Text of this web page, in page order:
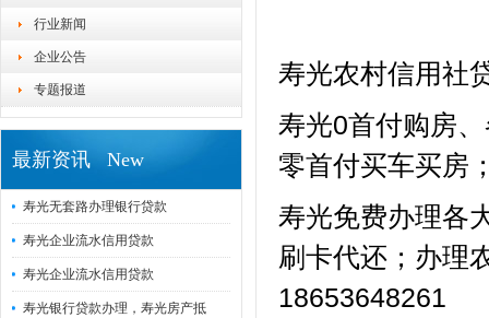
行业新闻
企业公告
专题报道
最新资讯 New
寿光无套路办理银行贷款
寿光企业流水信用贷款
寿光企业流水信用贷款
寿光银行贷款办理，寿光房产抵
寿光农村信用社
寿光0首付购房
零首付买车买房
寿光免费办理各
刷卡代还；办理
18653648261